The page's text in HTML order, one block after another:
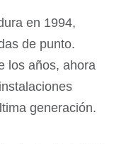
en 1994,
de punto.
los años, ahora
generación.